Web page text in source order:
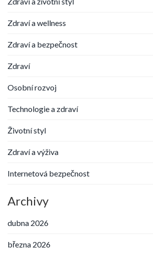
Zdraví a wellness
Zdraví a bezpečnost
Zdraví
Osobní rozvoj
Technologie a zdraví
Životní styl
Zdraví a výživa
Internetová bezpečnost
Archivy
dubna 2026
března 2026